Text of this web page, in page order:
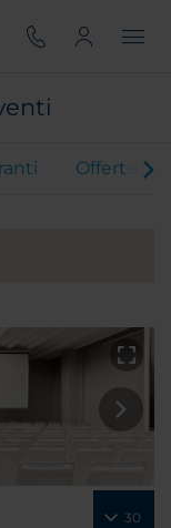
Offerte
30